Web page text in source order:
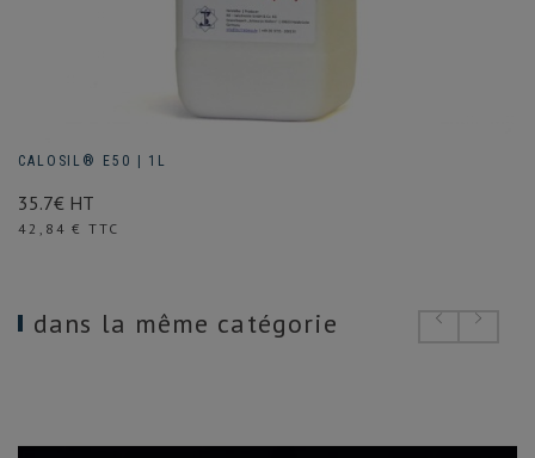
CALOSIL® E50 | 1L
35.7€ HT
Prix
42,84 € TTC
dans la même catégorie